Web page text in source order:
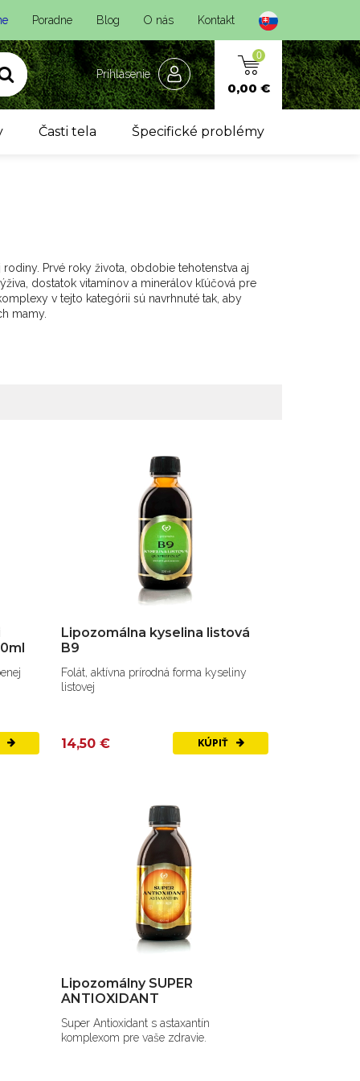
Poradne Blog O nás Kontakt
0
0,00 €
Prihlásenie
Časti tela Špecifické problémy
Prvé roky života, obdobie tehotenstva aj
dostatok vitamínov a minerálov kľúčová pre
v tejto kategórii sú navrhnuté tak, aby
mamy.
Lipozomálna kyselina listová
B9
Folát, aktívna prírodná forma kyseliny
listovej
14,50 € KÚPIŤ
Lipozomálny SUPER
ANTIOXIDANT
Super Antioxidant s astaxantín
komplexom pre vaše zdravie.